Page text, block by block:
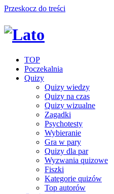
Przeskocz do treści
TOP
Poczekalnia
Quizy
Quizy wiedzy
Quizy na czas
Quizy wizualne
Zagadki
Psychotesty
Wybieranie
Gra w pary
Quizy dla par
Wyzwania quizowe
Fiszki
Kategorie quizów
Top autorów